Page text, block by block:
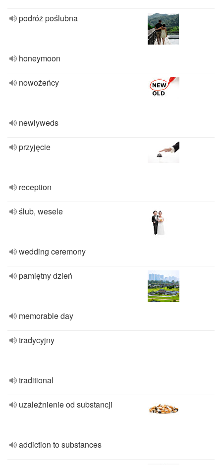
podróż poślubna
honeymoon
nowożeńcy
newlyweds
przyjęcie
reception
ślub, wesele
wedding ceremony
pamiętny dzień
memorable day
tradycyjny
traditional
uzależnienie od substancji
addiction to substances